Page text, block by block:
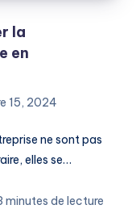
la
en
15, 2024
ne sont pas
elles se…
minutes de lecture